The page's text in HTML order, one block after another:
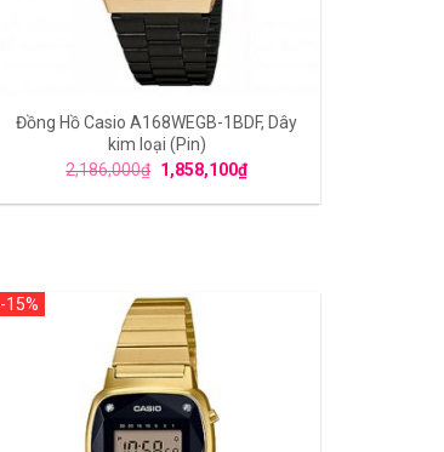
Đồng Hồ Casio A168WEGB-1BDF, Dây
kim loại (Pin)
2,186,000₫ 1,858,100₫
-15%